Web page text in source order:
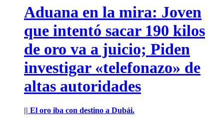
Aduana en la mira: Joven
que intentó sacar 190 kilos
de oro va a juicio; Piden
investigar «telefonazo» de
altas autoridades
|| El oro iba con destino a Dubái.